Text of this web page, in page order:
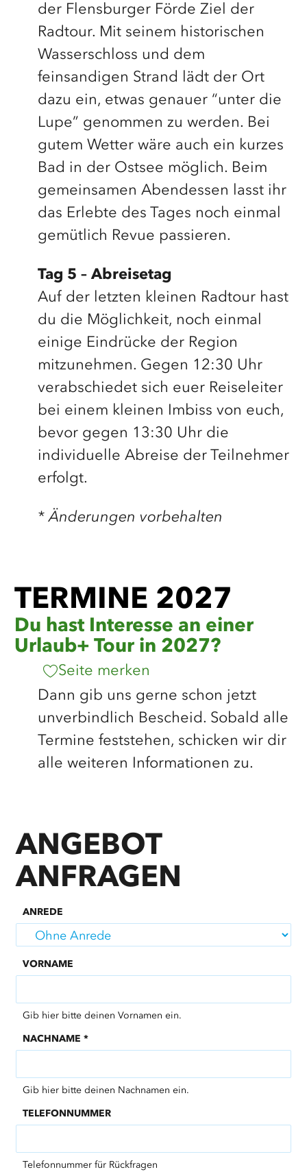
der Flensburger Förde Ziel der
Radtour. Mit seinem historischen
Wasserschloss und dem
feinsandigen Strand lädt der Ort
dazu ein, etwas genauer “unter die
Lupe” genommen zu werden. Bei
gutem Wetter wäre auch ein kurzes
Bad in der Ostsee möglich. Beim
gemeinsamen Abendessen lasst ihr
das Erlebte des Tages noch einmal
gemütlich Revue passieren.
Tag 5 – Abreisetag
Auf der letzten kleinen Radtour hast
du die Möglichkeit, noch einmal
einige Eindrücke der Region
mitzunehmen. Gegen 12:30 Uhr
verabschiedet sich euer Reiseleiter
bei einem kleinen Imbiss von euch,
bevor gegen 13:30 Uhr die
individuelle Abreise der Teilnehmer
erfolgt.
* Änderungen vorbehalten
TERMINE 2027
Du hast Interesse an einer
Urlaub+ Tour in 2027?
Seite merken
Dann gib uns gerne schon jetzt
unverbindlich Bescheid. Sobald alle
Termine feststehen, schicken wir dir
alle weiteren Informationen zu.
ANGEBOT
ANFRAGEN
ANREDE
VORNAME
Gib hier bitte deinen Vornamen ein.
NACHNAME *
Gib hier bitte deinen Nachnamen ein.
TELEFONNUMMER
Telefonnummer für Rückfragen